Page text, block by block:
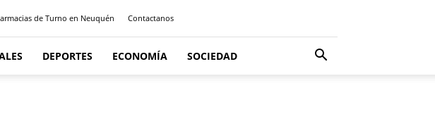
de Turno en Neuquén Contactanos
DEPORTES ECONOMÍA SOCIEDAD